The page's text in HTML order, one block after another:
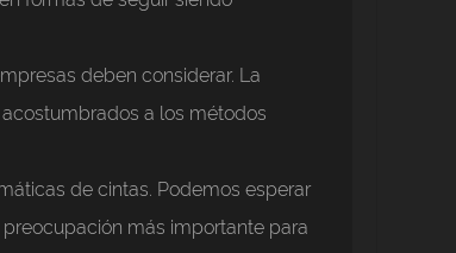
deben considerar. La
a los métodos
de cintas. Podemos esperar
más importante para